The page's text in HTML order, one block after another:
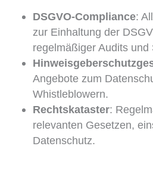
DSGVO-Compliance:
zur Einhaltung der
regelmäßiger Audits und
Angebote zum
Whistleblowern.
Rechtskataster:
relevanten Gesetzen,
Datenschutz.